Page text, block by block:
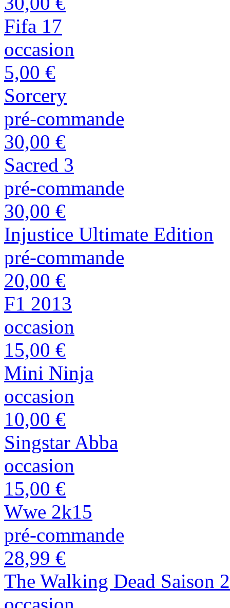
Fifa 17
occasion
5,00 €
Sorcery
pré-commande
30,00 €
Sacred 3
pré-commande
30,00 €
Injustice Ultimate Edition
pré-commande
20,00 €
F1 2013
occasion
15,00 €
Mini Ninja
occasion
10,00 €
Singstar Abba
occasion
15,00 €
Wwe 2k15
pré-commande
28,99 €
The Walking Dead Saison 2